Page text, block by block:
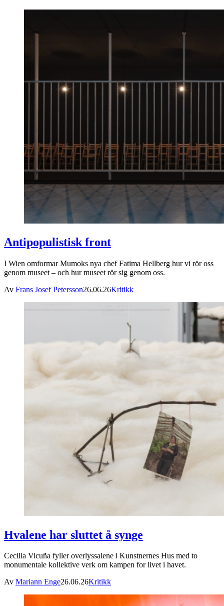
Antipopulistisk front
I Wien omformar Mumoks nya chef Fatima Hellberg hur vi rör oss
genom museet – och hur museet rör sig genom oss.
Av Frans Josef Petersson26.06.26Kritikk
Hvalene har sluttet å synge
Cecilia Vicuña fyller overlyssalene i Kunstnernes Hus med to
monumentale kollektive verk om kampen for livet i havet.
Av Mariann Enge26.06.26Kritikk